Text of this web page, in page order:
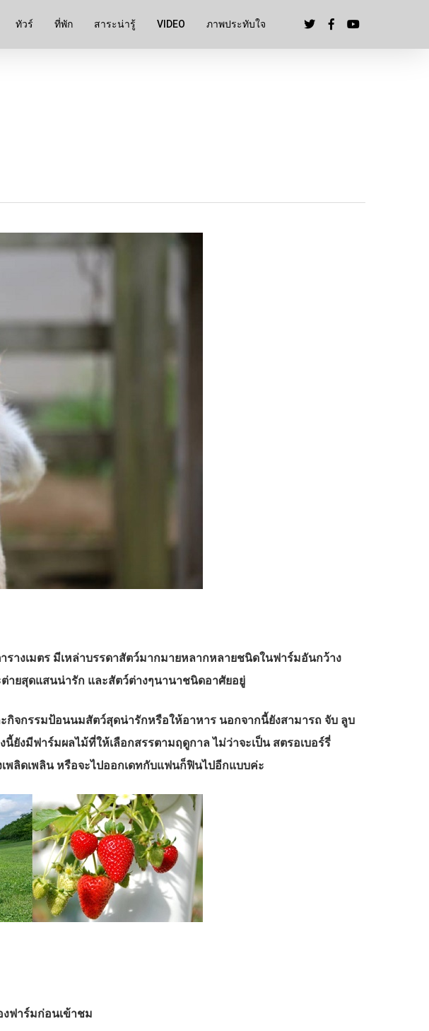
ทัวร์ ที่พัก สาระน่ารู้ VIDEO ภาพประทับใจ
รางเมตร มีเหล่าบรรดาสัตว์มากมายหลากหลายชนิดในฟาร์มอันกว้าง
ต่ายสุดแสนน่ารัก และสัตว์ต่างๆนานาชนิดอาศัยอยู่
จกรรมป้อนนมสัตว์สุดน่ารักหรือให้อาหาร นอกจากนี้ยังสามารถ จับ ลูบ
งมีฟาร์มผลไม้ที่ให้เลือกสรรตามฤดูกาล ไม่ว่าจะเป็น สตรอเบอร์รี่
พลิดเพลิน หรือจะไปออกเดทกับแฟนก็ฟินไปอีกแบบค่ะ
าร์มก่อนเข้าชม